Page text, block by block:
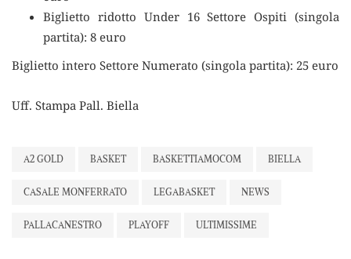
Biglietto ridotto Under 16 Settore Ospiti (singola
partita): 8 euro
Biglietto intero Settore Numerato (singola partita): 25 euro
Uff. Stampa Pall. Biella
A2 GOLD BASKET BASKETTIAMOCOM BIELLA
CASALE MONFERRATO LEGABASKET NEWS
PALLACANESTRO PLAYOFF ULTIMISSIME